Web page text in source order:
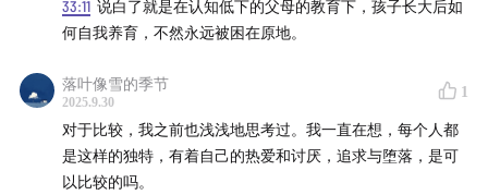
33:11 说白了就是在认知低下的父母的教育下，孩子长大后如
何自我养育，不然永远被困在原地。
落叶像雪的季节
2025.9.30
1
对于比较，我之前也浅浅地思考过。我一直在想，每个人都
是这样的独特，有着自己的热爱和讨厌，追求与堕落，是可
以比较的吗。